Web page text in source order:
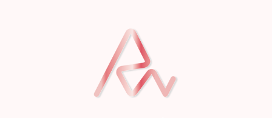
Atelier de marquages publicitaire